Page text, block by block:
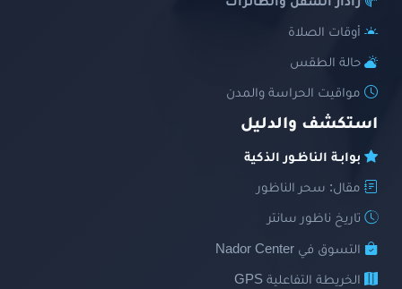
رادار السفن والطائرات
أوقات الصلاة
حالة الطقس
مواقيت الحراسة والمدن
استكشف والدليل
بوابـة الناظـور الذكية
مقال: سحر الناظور
تاريخ ناظور سانتر
التسوق في Nador Center
الخريطة التفاعلية GPS